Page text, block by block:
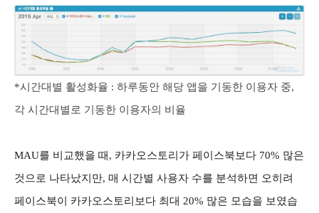
*시간대별 활성화율 : 하루동안 해당 앱을 기동한 이용자 중,
각 시간대별로 기동한 이용자의 비율
MAU를 비교했을 때, 카카오스토리가 페이스북보다 70% 많은
것으로 나타났지만, 매 시간별 사용자 수를 분석하면 오히려
페이스북이 카카오스토리보다 최대 20% 많은 모습을 보였습